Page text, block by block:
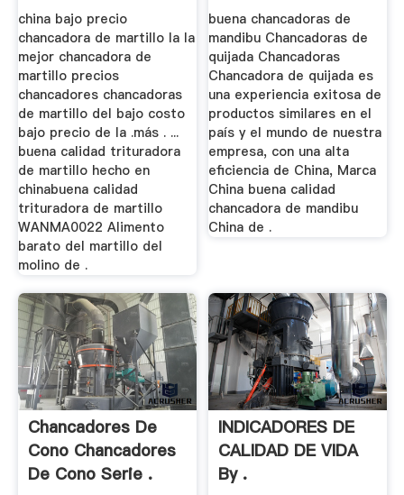
china bajo precio
chancadora de martillo la la
mejor chancadora de
martillo precios
chancadores chancadoras
de martillo del bajo costo
bajo precio de la .más . ...
buena calidad trituradora
de martillo hecho en
chinabuena calidad
trituradora de martillo
WANMA0022 Alimento
barato del martillo del
molino de .
buena chancadoras de
mandibu Chancadoras de
quijada Chancadoras
Chancadora de quijada es
una experiencia exitosa de
productos similares en el
país y el mundo de nuestra
empresa, con una alta
eficiencia de China, Marca
China buena calidad
chancadora de mandibu
China de .
Chancadores De
Cono Chancadores
De Cono Serie .
INDICADORES DE
CALIDAD DE VIDA
By .